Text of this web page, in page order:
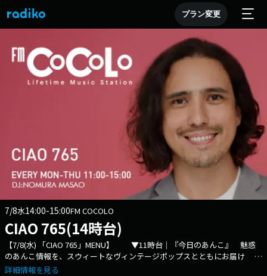
プラン変更
7/8水14:00-15:00FM COCOLO
CIAO 765(14時台)
【7/8(水) 「CIAO 765」MENU】 ▼11時台｜『今日のあんこ』 魅惑
のあんこ情報を、スウィートなヴィンテージポップスとともにお届け
▼12時台｜『ケ・セラ・セラ♪』 午前中の失敗をリセット！ ★コ
詳細情報を見る